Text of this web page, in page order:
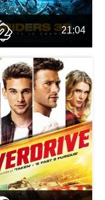
21:04